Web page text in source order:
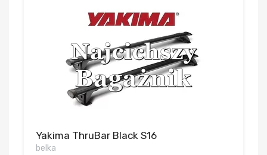
Yakima ThruBar Black S16
belka